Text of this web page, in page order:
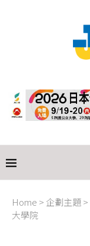
Home > 企劃主題>
大學院